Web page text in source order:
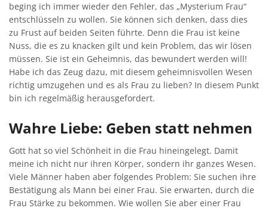
beging ich immer wieder den Fehler, das „Mysterium Frau“
entschlüsseln zu wollen. Sie können sich denken, dass dies
zu Frust auf beiden Seiten führte. Denn die Frau ist keine
Nuss, die es zu knacken gilt und kein Problem, das wir lösen
müssen. Sie ist ein Geheimnis, das bewundert werden will!
Habe ich das Zeug dazu, mit diesem geheimnisvollen Wesen
richtig umzugehen und es als Frau zu lieben? In diesem Punkt
bin ich regelmäßig herausgefordert.
Wahre Liebe: Geben statt nehmen
Gott hat so viel Schönheit in die Frau hineingelegt. Damit
meine ich nicht nur ihren Körper, sondern ihr ganzes Wesen.
Viele Männer haben aber folgendes Problem: Sie suchen ihre
Bestätigung als Mann bei einer Frau. Sie erwarten, durch die
Frau Stärke zu bekommen. Wie wollen Sie aber einer Frau